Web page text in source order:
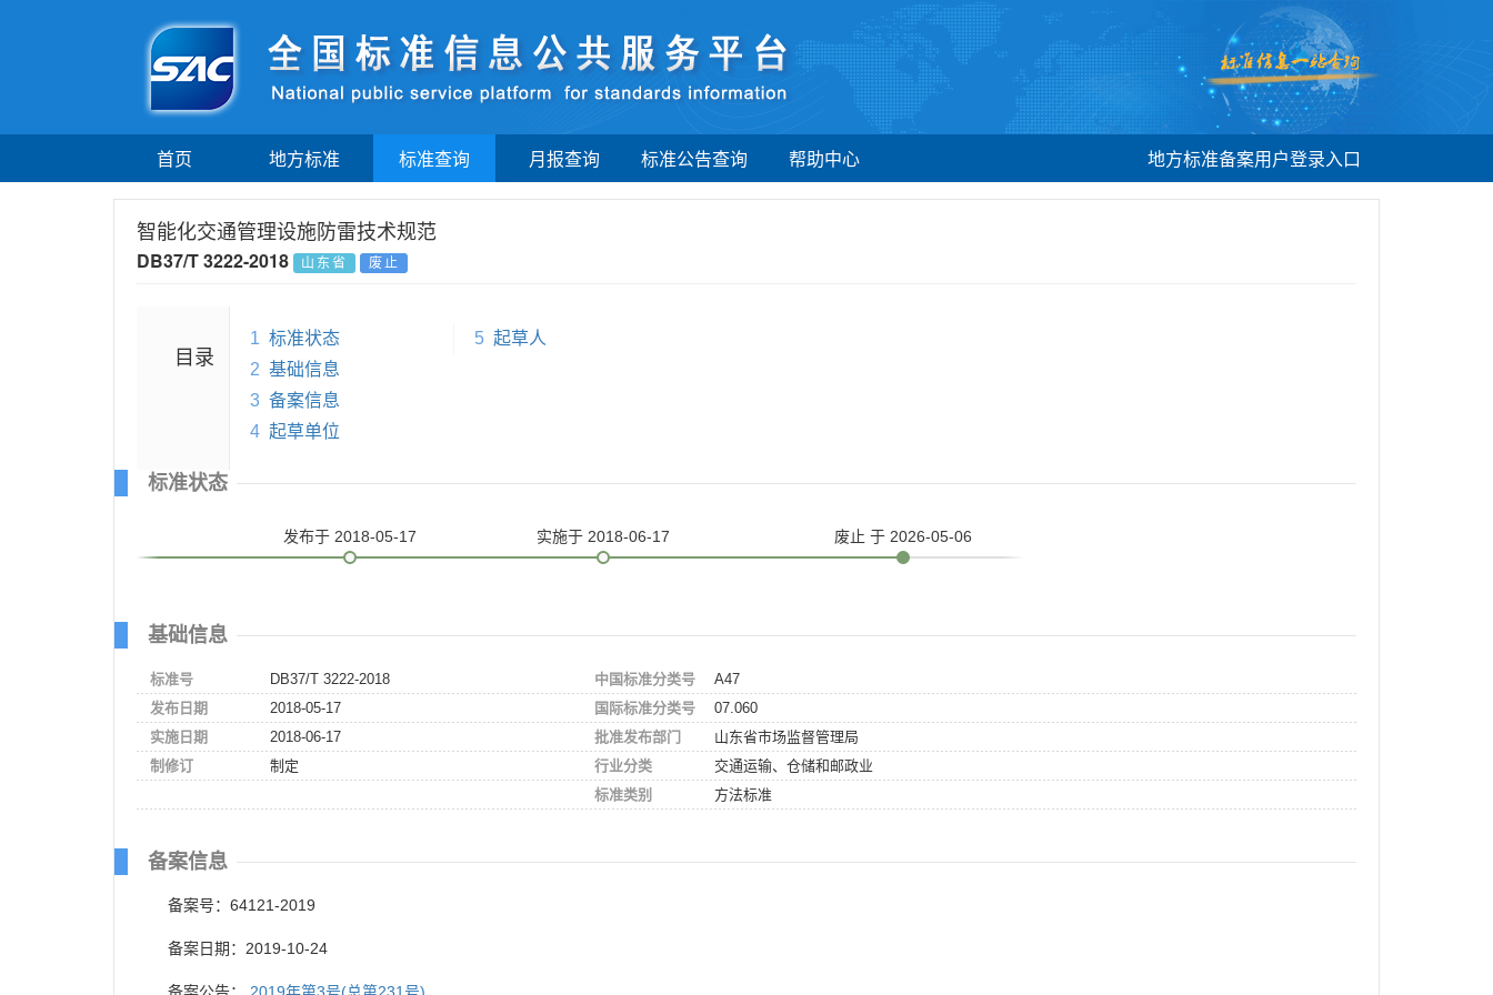
首页 地方标准 标准查询 月报查询 标准公告查询 帮助中心 地方标准备案用户登录入口
智能化交通管理设施防雷技术规范
DB37/T 3222-2018 山东省 废止
目录
1 标准状态
2 基础信息
3 备案信息
4 起草单位
5 起草人
标准状态
发布于 2018-05-17 实施于 2018-06-17 废止 于 2026-05-06
基础信息
标准号
DB37/T 3222-2018
发布日期
2018-05-17
实施日期
2018-06-17
制修订
制定
中国标准分类号
A47
国际标准分类号
07.060
批准发布部门
山东省市场监督管理局
行业分类
交通运输、仓储和邮政业
标准类别
方法标准
备案信息
备案号：64121-2019
备案日期：2019-10-24